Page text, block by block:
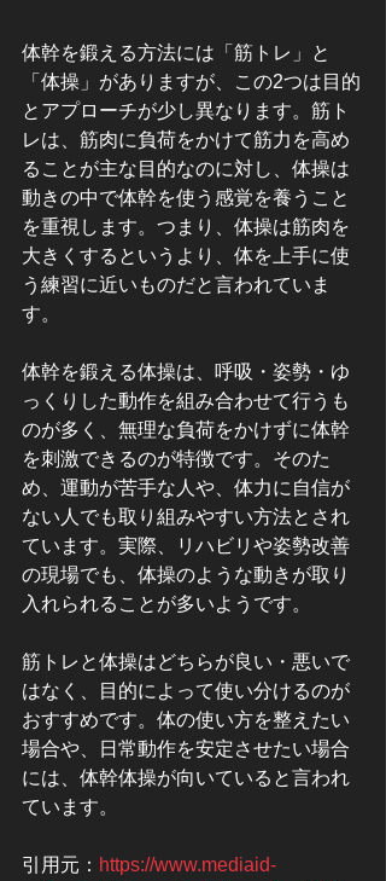
体幹を鍛える方法には「筋トレ」と
「体操」がありますが、この2つは目的
とアプローチが少し異なります。筋ト
レは、筋肉に負荷をかけて筋力を高め
ることが主な目的なのに対し、体操は
動きの中で体幹を使う感覚を養うこと
を重視します。つまり、体操は筋肉を
大きくするというより、体を上手に使
う練習に近いものだと言われていま
す。
体幹を鍛える体操は、呼吸・姿勢・ゆ
っくりした動作を組み合わせて行うも
のが多く、無理な負荷をかけずに体幹
を刺激できるのが特徴です。そのた
め、運動が苦手な人や、体力に自信が
ない人でも取り組みやすい方法とされ
ています。実際、リハビリや姿勢改善
の現場でも、体操のような動きが取り
入れられることが多いようです。
筋トレと体操はどちらが良い・悪いで
はなく、目的によって使い分けるのが
おすすめです。体の使い方を整えたい
場合や、日常動作を安定させたい場合
には、体幹体操が向いていると言われ
ています。
引用元： https://www.mediaid-